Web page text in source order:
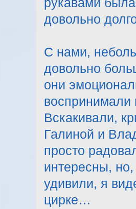
рукавами
довольно
С нами,
довольно
они
воспринимали
Вскакивали,
Галиной и
просто
интересны,
удивили, я
цирке…